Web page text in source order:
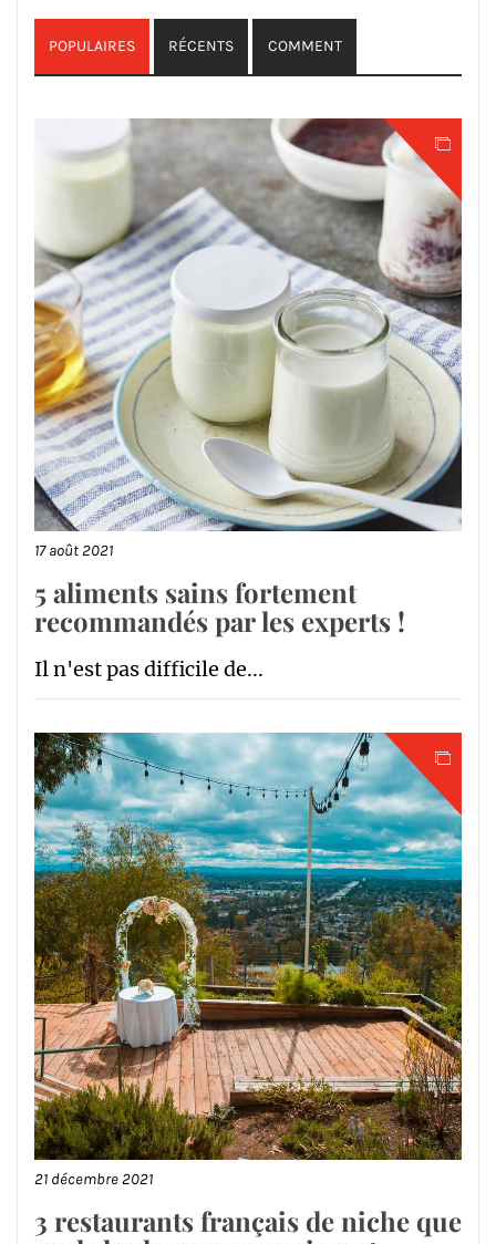
POPULAIRES RÉCENTS COMMENT
17 août 2021
5 aliments sains fortement
recommandés par les experts !
Il n'est pas difficile de...
21 décembre 2021
3 restaurants français de niche que